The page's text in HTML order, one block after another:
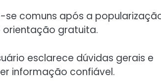
se comuns após a
gratuita.
esclarece dúvidas gerais e
informação confiável.